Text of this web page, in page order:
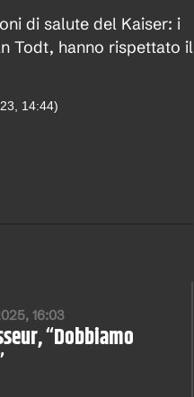
di salute del Kaiser: i
Todt, hanno rispettato il
14:44)
16:03
“Dobbiamo